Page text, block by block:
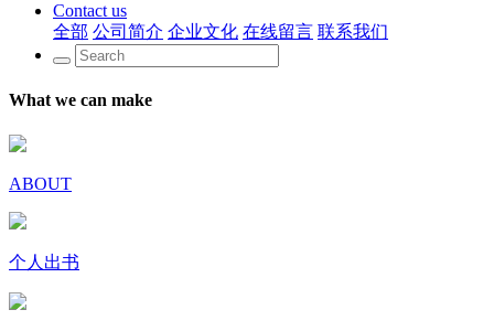
Contact us
全部 公司简介 企业文化 在线留言 联系我们
What we can make
ABOUT
个人出书